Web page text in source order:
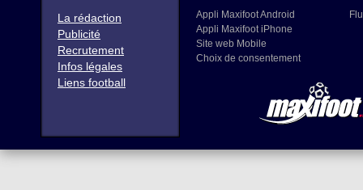
La rédaction
Publicité
Recrutement
Infos légales
Liens football
Appli Maxifoot Android
Appli Maxifoot iPhone
Site web Mobile
Choix de consentement